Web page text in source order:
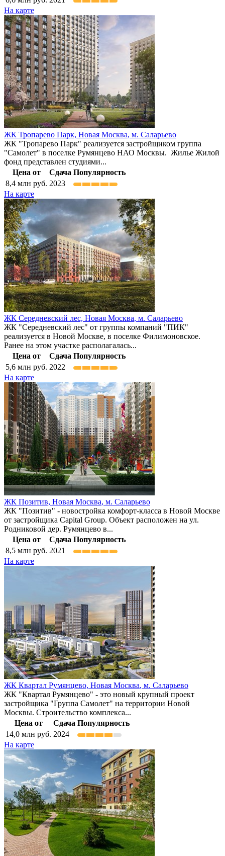
На карте
ЖК Тропарево Парк, Новая Москва, м. Саларьево
ЖК "Тропарево Парк" реализуется застройщиком группа
"Самолет" в поселке Румянцево НАО Москвы. Жилье Жилой
фонд представлен студиями...
Цена от
Сдача Популярность
8,4 млн руб. 2023
На карте
ЖК Середневский лес, Новая Москва, м. Саларьево
ЖК "Середневский лес" от группы компаний "ПИК"
реализуется в Новой Москве, в поселке Филимоновское.
Ранее на этом участке располагалась...
Цена от
Сдача Популярность
5,6 млн руб. 2022
На карте
ЖК Позитив, Новая Москва, м. Саларьево
ЖК "Позитив" - новостройка комфорт-класса в Новой Москве
от застройщика Capital Group. Объект расположен на ул.
Родниковой дер. Румянцево в...
Цена от
Сдача Популярность
8,5 млн руб. 2021
На карте
ЖК Квартал Румянцево, Новая Москва, м. Саларьево
ЖК "Квартал Румянцево" - это новый крупный проект
застройщика "Группа Самолет" на территории Новой
Москвы. Строительство комплекса...
Цена от
Сдача Популярность
14,0 млн руб. 2024
На карте